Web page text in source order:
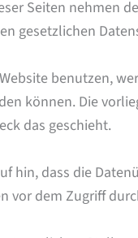
Seiten nehmen
gesetzlichen
benutzen,
können. Die
das geschieht.
hin, dass die
vor dem Zugriff